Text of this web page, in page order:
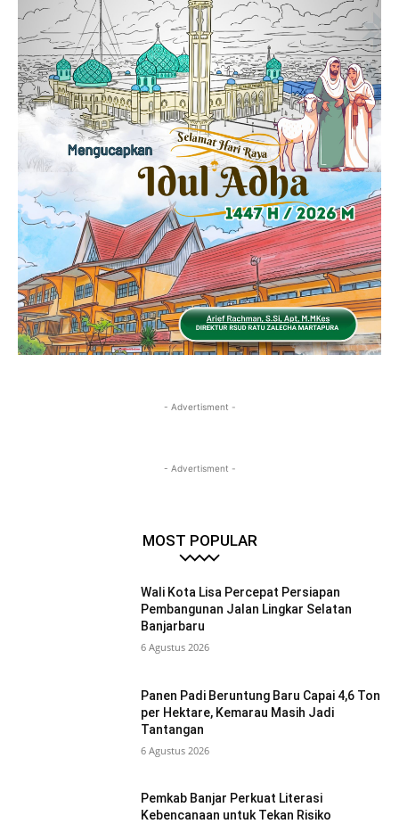
- Advertisment -
- Advertisment -
MOST POPULAR
Wali Kota Lisa Percepat Persiapan
Pembangunan Jalan Lingkar Selatan
Banjarbaru
6 Agustus 2026
Panen Padi Beruntung Baru Capai 4,6 Ton
per Hektare, Kemarau Masih Jadi
Tantangan
6 Agustus 2026
Pemkab Banjar Perkuat Literasi
Kebencanaan untuk Tekan Risiko